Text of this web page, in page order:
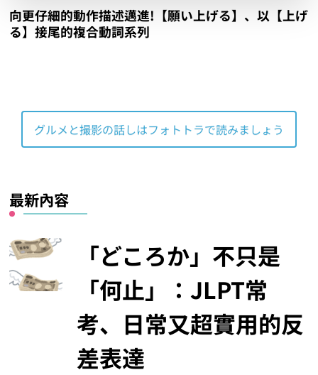
向更仔細的動作描述邁進!【願い上げる】、以【上げ
る】接尾的複合動詞系列
グルメと撮影の話しはフォトトラで読みましょう
最新內容
「どころか」不只是
「何止」：JLPT常
考、日常又超實用的反
差表達